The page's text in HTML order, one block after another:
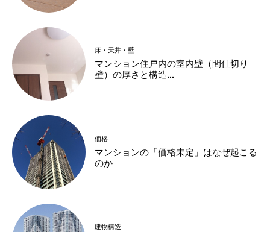
床・天井・壁
マンション住戸内の室内壁（間仕切り
壁）の厚さと構造...
価格
マンションの「価格未定」はなぜ起こる
のか
建物構造